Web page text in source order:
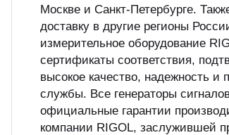
Москве и Санкт-Петербурге.
доставку в другие регионы
измерительное оборудование
сертификаты соответствия,
высокое качество, надежность и
службы. Все генераторы
официальные гарантии
компании RIGOL, заслужившей